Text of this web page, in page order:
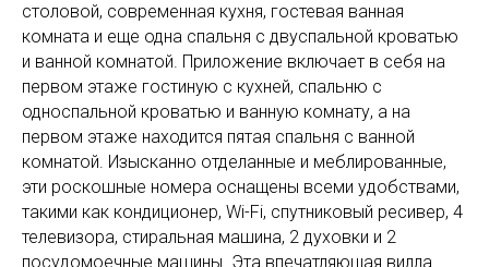
столовой, современная кухня, гостевая ванная
комната и еще одна спальня с двуспальной кроватью
и ванной комнатой. Приложение включает в себя на
первом этаже гостиную с кухней, спальню с
односпальной кроватью и ванную комнату, а на
первом этаже находится пятая спальня с ванной
комнатой. Изысканно отделанные и меблированные,
эти роскошные номера оснащены всеми удобствами,
такими как кондиционер, Wi-Fi, спутниковый ресивер, 4
телевизора, стиральная машина, 2 духовки и 2
посудомоечные машины. Эта впечатляющая вилла